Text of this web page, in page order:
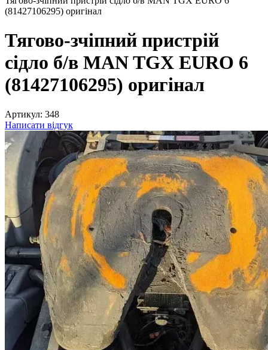
(81427106295) оригінал
Тягово-зчіпний пристрій
сідло б/в MAN TGX EURO 6
(81427106295) оригінал
Артикул: 348
Написати відгук